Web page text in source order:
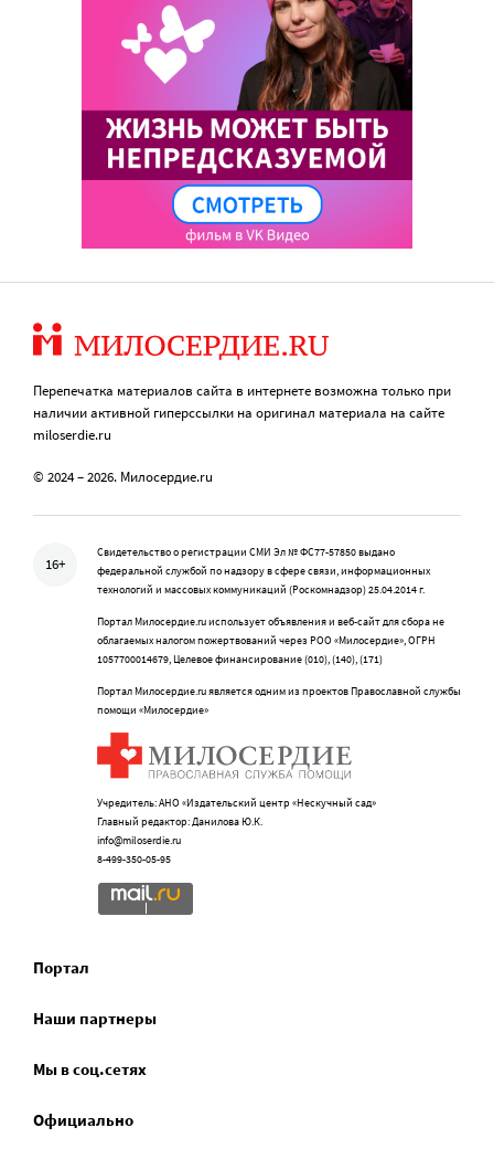
Перепечатка материалов сайта в интернете возможна только при
наличии активной гиперссылки на оригинал материала на сайте
miloserdie.ru
© 2024 – 2026. Милосердие.ru
16+
Свидетельство о регистрации СМИ Эл № ФС77-57850 выдано
федеральной службой по надзору в сфере связи, информационных
технологий и массовых коммуникаций (Роскомнадзор) 25.04.2014 г.
Портал Милосердие.ru использует объявления и веб-сайт для сбора не
облагаемых налогом пожертвований через РОО «Милосердие», ОГРН
1057700014679, Целевое финансирование (010), (140), (171)
Портал Милосердие.ru является одним из проектов Православной службы
помощи «Милосердие»
Учредитель: АНО «Издательский центр «Нескучный сад»
Главный редактор: Данилова Ю.К.
info@miloserdie.ru
8-499-350-05-95
Портал
Наши партнеры
Мы в соц.сетях
Официально